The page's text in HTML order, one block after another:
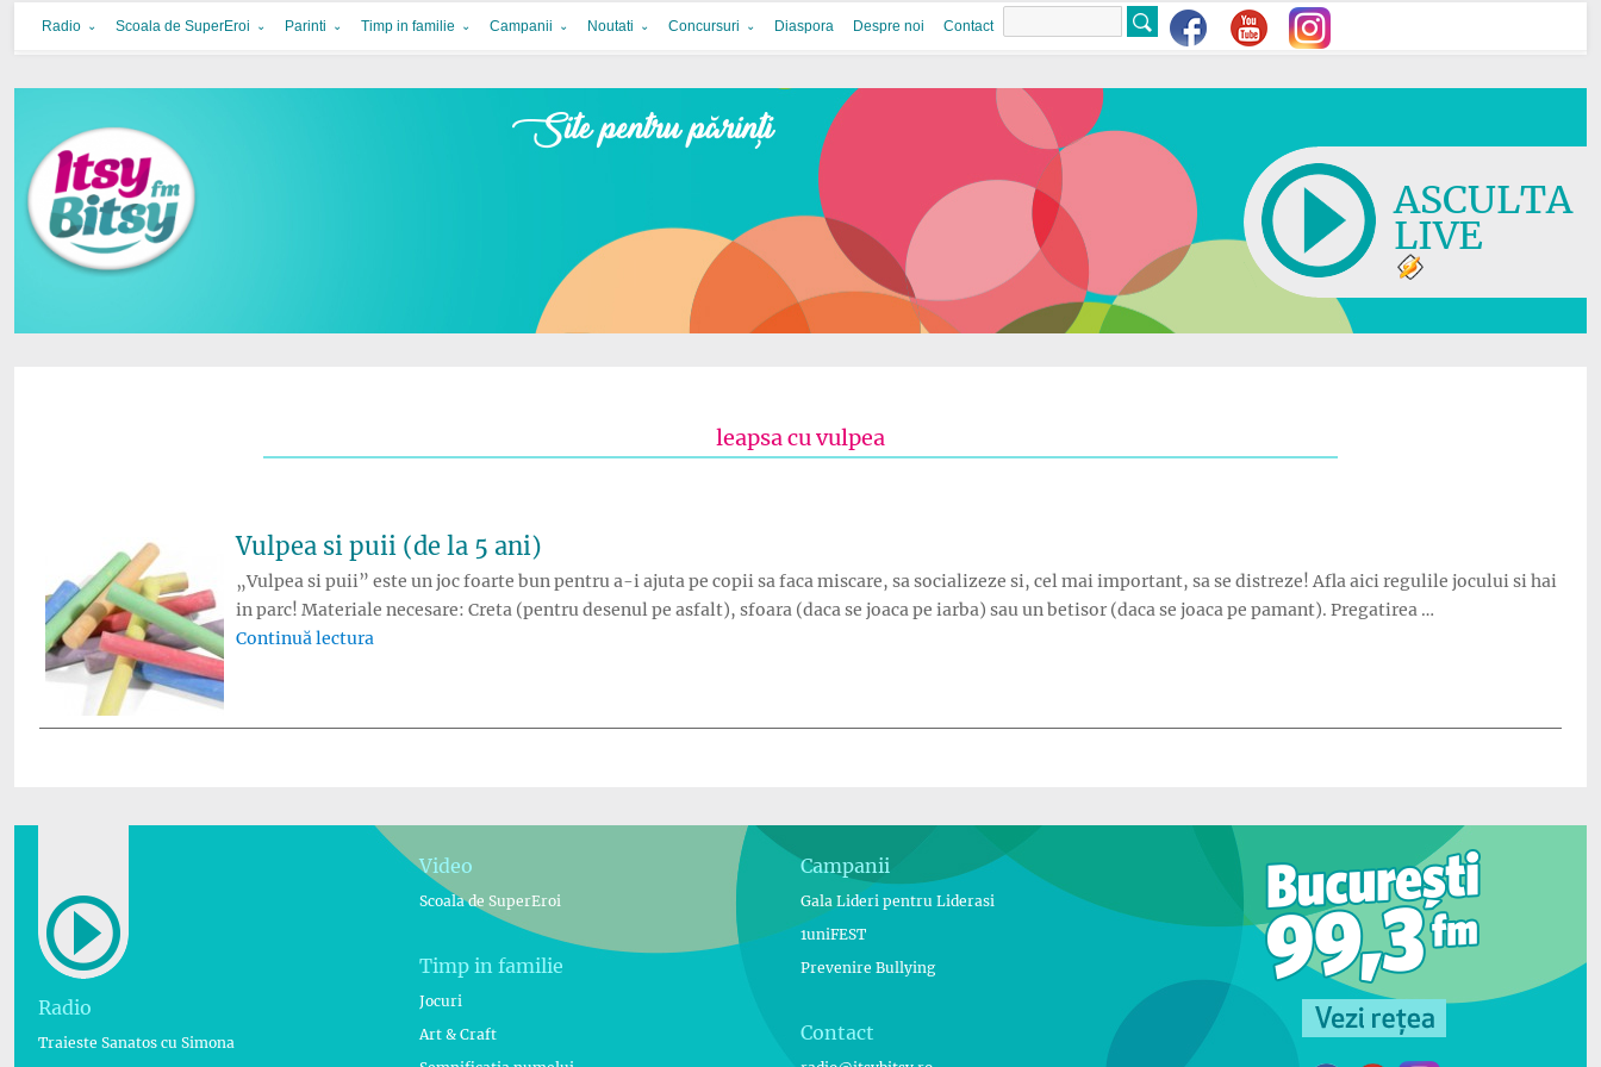
Itsy Bitsy
bucurie in familie
Radio Scoala de SuperEroi Parinti Timp in familie Campanii Noutati Concursuri Diaspora Despre noi Contact
ASCULTA
LIVE
leapsa cu vulpea
Vulpea si puii (de la 5 ani)
„Vulpea si puii” este un joc foarte bun pentru a-i ajuta pe copii sa faca miscare, sa socializeze si, cel mai important, sa se distreze! Afla aici regulile jocului si hai
in parc! Materiale necesare: Creta (pentru desenul pe asfalt), sfoara (daca se joaca pe iarba) sau un betisor (daca se joaca pe pamant). Pregatirea …
Continuă lectura
Radio
Traieste Sanatos cu Simona
Video
Scoala de SuperEroi
Timp in familie
Jocuri
Art & Craft
Campanii
Gala Lideri pentru Liderasi
1uniFEST
Prevenire Bullying
Contact